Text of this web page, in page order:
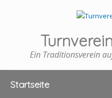
Ein Traditionsverein
Startseite